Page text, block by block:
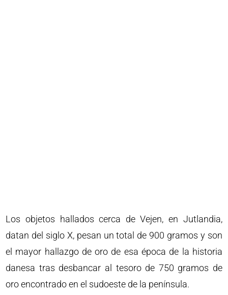
Los objetos hallados cerca de Vejen, en Jutlandia,
datan del siglo X, pesan un total de 900 gramos y son
el mayor hallazgo de oro de esa época de la historia
danesa tras desbancar al tesoro de 750 gramos de
oro encontrado en el sudoeste de la península.